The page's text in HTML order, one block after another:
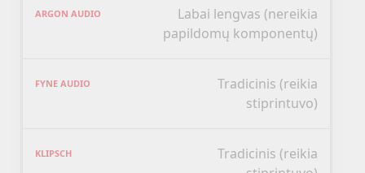
Labai lengvas (nereikia
papildomų komponentų)
Tradicinis (reikia
stiprintuvo)
Tradicinis (reikia